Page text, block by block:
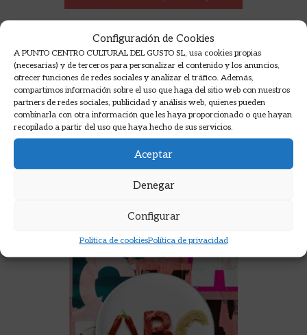
Configuración de Cookies
A PUNTO CENTRO CULTURAL DEL GUSTO SL, usa cookies propias
(necesarias) y de terceros para personalizar el contenido y los anuncios,
ofrecer funciones de redes sociales y analizar el tráfico. Además,
compartimos información sobre el uso que haga del sitio web con nuestros
partners de redes sociales, publicidad y análisis web, quienes pueden
combinarla con otra información que les haya proporcionado o que hayan
recopilado a partir del uso que haya hecho de sus servicios.
Aceptar
Denegar
Configurar
Política de cookiesPolítica de privacidad
LA CLAVE ESTÁ EN EL CEREBRO
KNUDSEN, LENE
17,90€
AÑADIR A LA CESTA